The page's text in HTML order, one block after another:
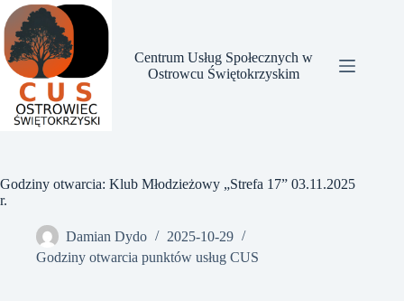
Przejdź
do
treści
Centrum Usług Społecznych w
Ostrowcu Świętokrzyskim
Godziny otwarcia: Klub Młodzieżowy „Strefa 17” 03.11.2025
r.
Damian Dydo
2025-10-29
Godziny otwarcia punktów usług CUS